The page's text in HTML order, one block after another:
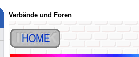
Verbände und Foren